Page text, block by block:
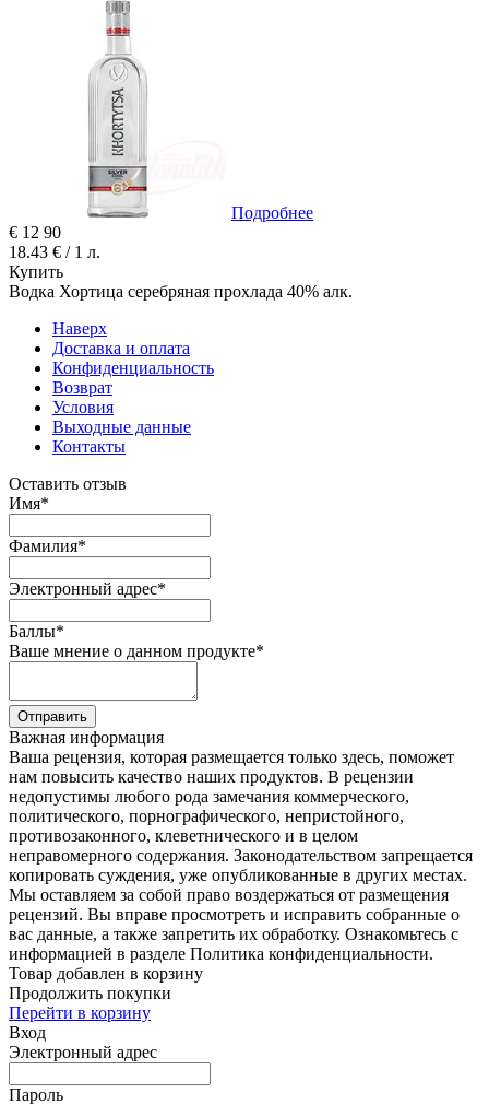
Подробнее
€ 12 90
18.43 € / 1 л.
Купить
Водка Хортица серебряная прохлада 40% алк.
Наверх
Доставка и оплата
Конфиденциальность
Возврат
Условия
Выходные данные
Контакты
Оставить отзыв
Имя*
Фамилия*
Электронный адрес*
Баллы*
Ваше мнение о данном продукте*
Отправить
Важная информация
Ваша рецензия, которая размещается только здесь, поможет
нам повысить качество наших продуктов. В рецензии
недопустимы любого рода замечания коммерческого,
политического, порнографического, непристойного,
противозаконного, клеветнического и в целом
неправомерного содержания. Законодательством запрещается
копировать суждения, уже опубликованные в других местах.
Мы оставляем за собой право воздержаться от размещения
рецензий. Вы вправе просмотреть и исправить собранные о
вас данные, а также запретить их обработку. Ознакомьтесь с
информацией в разделе Политика конфиденциальности.
Товар добавлен в корзину
Продолжить покупки
Перейти в корзину
Вход
Электронный адрес
Пароль